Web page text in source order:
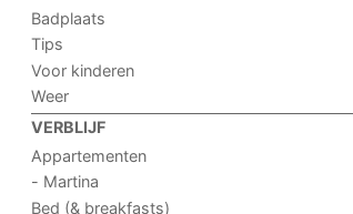
Badplaats
Tips
Voor kinderen
Weer
VERBLIJF
Appartementen
- Martina
Bed (& breakfasts)